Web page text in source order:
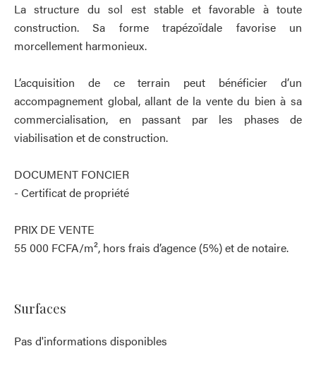
La structure du sol est stable et favorable à toute
construction. Sa forme trapézoïdale favorise un
morcellement harmonieux.
L’acquisition de ce terrain peut bénéficier d’un
accompagnement global, allant de la vente du bien à sa
commercialisation, en passant par les phases de
viabilisation et de construction.
DOCUMENT FONCIER
- Certificat de propriété
PRIX DE VENTE
55 000 FCFA/m², hors frais d’agence (5%) et de notaire.
Surfaces
Pas d'informations disponibles